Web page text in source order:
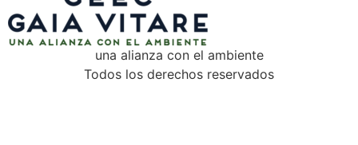
una alianza con el ambiente
Todos los derechos reservados